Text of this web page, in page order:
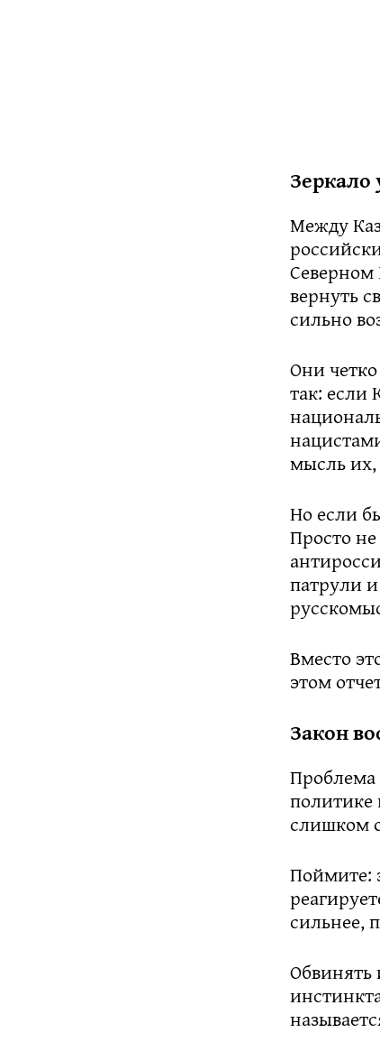
Зеркало
Между
Северном
вернуть
сильно
Они
так: если
мысль их,
Но если
Просто
патрули
Вместо
этом
Закон
Проблема
политике
слишком
Поймите:
сильнее,
Обвинять